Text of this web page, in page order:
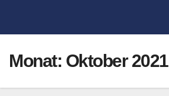
Monat: Oktober 2021